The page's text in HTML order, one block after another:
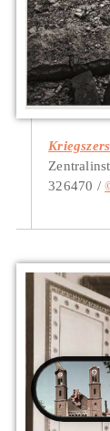
326470 /